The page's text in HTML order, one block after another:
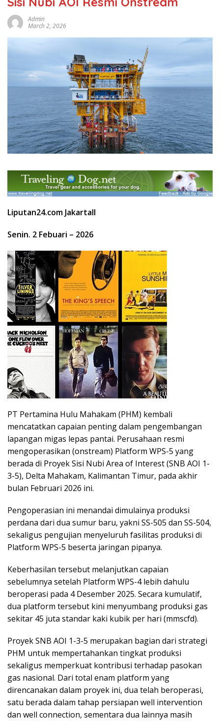
Admin
March 2, 2026
Liputan24.com JakartaII
Senin. 2 Febuari – 2026
PT Pertamina Hulu Mahakam (PHM) kembali
mencatatkan capaian penting dalam pengembangan
lapangan migas lepas pantai. Perusahaan resmi
mengoperasikan (onstream) Platform WPS-5 yang
berada di Proyek Sisi Nubi Area of Interest (SNB AOI 1-
3-5), Delta Mahakam, Kalimantan Timur, pada akhir
bulan Februari 2026 ini.
Pengoperasian ini menandai dimulainya produksi
perdana dari dua sumur baru, yakni SS-505 dan SS-504,
sekaligus pengujian menyeluruh fasilitas produksi di
Platform WPS-5 beserta jaringan pipanya.
Keberhasilan tersebut melanjutkan capaian
sebelumnya setelah Platform WPS-4 lebih dahulu
beroperasi pada 4 Desember 2025. Secara kumulatif,
dua platform tersebut kini menyumbang produksi gas
sekitar 45 juta standar kaki kubik per hari (mmscfd).
Proyek SNB AOI 1-3-5 merupakan bagian dari strategi
PHM untuk mempertahankan tingkat produksi
sekaligus memperkuat kontribusi terhadap pasokan
gas nasional. Dari total enam platform yang
direncanakan dalam proyek ini, dua telah beroperasi,
satu berada dalam tahap persiapan well intervention
dan well connection, sementara dua lainnya masih